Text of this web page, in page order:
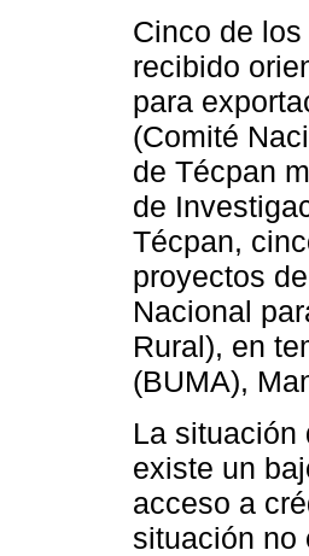
Cinco de
recibido
para
(Comité
de Técpan
de
Técpan,
proyectos
Nacional
Rural), en
(BUMA),
La situación
existe un
acceso a
situación no